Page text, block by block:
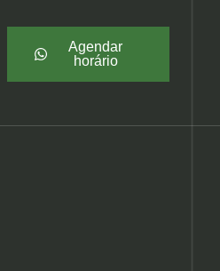
Agendar
horário